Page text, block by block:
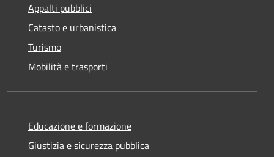
Appalti pubblici
Catasto e urbanistica
Turismo
Mobilità e trasporti
Educazione e formazione
Giustizia e sicurezza pubblica